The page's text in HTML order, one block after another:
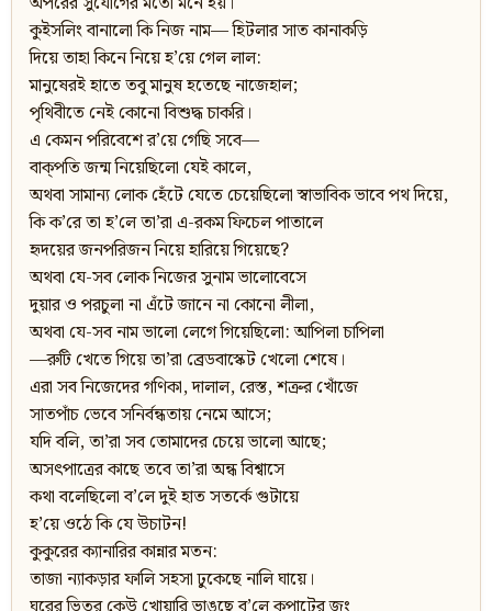
কুইসলিং বানালো কি নিজ নাম— হিটলার সাত কানাকড়ি
দিয়ে তাহা কিনে নিয়ে হ’য়ে গেল লাল:
মানুষেরই হাতে তবু মানুষ হতেছে নাজেহাল;
পৃথিবীতে নেই কোনো বিশুদ্ধ চাকরি।
এ কেমন পরিবেশে র’য়ে গেছি সবে—
বাক্‌পতি জন্ম নিয়েছিলো যেই কালে,
অথবা সামান্য লোক হেঁটে যেতে চেয়েছিলো স্বাভাবিক ভাবে পথ দিয়ে,
কি ক’রে তা হ’লে তা’রা এ-রকম ফিচেল পাতালে
হৃদয়ের জনপরিজন নিয়ে হারিয়ে গিয়েছে?
অথবা যে-সব লোক নিজের সুনাম ভালোবেসে
দুয়ার ও পরচুলা না এঁটে জানে না কোনো লীলা,
অথবা যে-সব নাম ভালো লেগে গিয়েছিলো: আপিলা চাপিলা
—রুটি খেতে গিয়ে তা’রা ব্রেডবাস্কেট খেলো শেষে।
এরা সব নিজেদের গণিকা, দালাল, রেস্ত, শত্রুর খোঁজে
সাতপাঁচ ভেবে সনির্বন্ধতায় নেমে আসে;
যদি বলি, তা’রা সব তোমাদের চেয়ে ভালো আছে;
অসৎপাত্রের কাছে তবে তা’রা অন্ধ বিশ্বাসে
কথা বলেছিলো ব’লে দুই হাত সতর্কে গুটায়ে
হ’য়ে ওঠে কি যে উচাটন!
কুকুরের ক্যানারির কান্নার মতন:
তাজা ন্যাকড়ার ফালি সহসা ঢুকেছে নালি ঘায়ে।